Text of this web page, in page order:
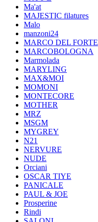
Ma'at
MAJESTIC filatures
Malo
manzoni24
MARCO DEL FORTE
MARCOBOLOGNA
Marmolada
MARYLING
MAX&MOI
MOMONI
MONTECORE
MOTHER
MRZ
MSGM
MYGREY
N21
NERVURE
NUDE
Orciani
OSCAR TIYE
PANICALE
PAUL & JOE
Prosperine
Rindi